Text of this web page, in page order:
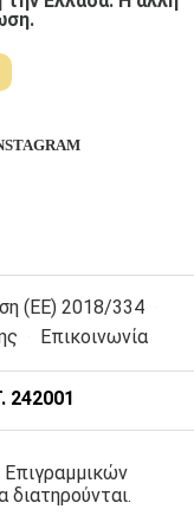
(ΕΕ) 2018/334
Επικοινωνία
242001